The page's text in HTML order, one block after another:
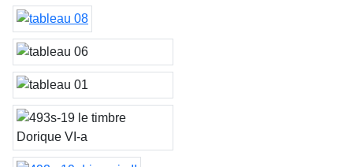
tableau 09
tableau 08
tableau 6 & 7
tableau 1, 2, 3, 4 & 5
le timbre Dorique VI